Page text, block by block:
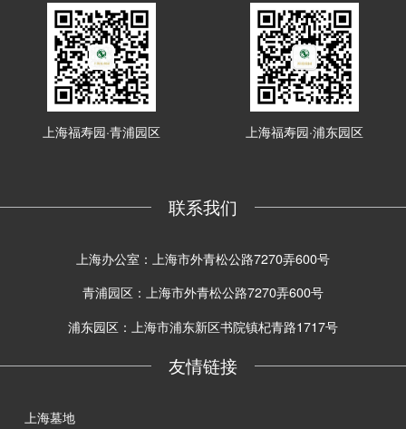
上海福寿园·青浦园区 上海福寿园·浦东园区
联系我们
上海办公室：上海市外青松公路7270弄600号
青浦园区：上海市外青松公路7270弄600号
浦东园区：上海市浦东新区书院镇杞青路1717号
友情链接
上海墓地